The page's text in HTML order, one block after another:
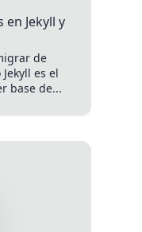
Jekyll y
de
es el
base de...